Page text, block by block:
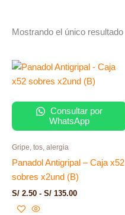
Mostrando el único resultado
Consultar por
WhatsApp
Gripe, tos, alergia
Panadol Antigripal – Caja x52
sobres x2und (B)
S/ 2.50 - S/ 135.00
Rango
de
precios:
hasta
S/ 135.00
Este
producto
múltiples
variantes.
opciones
se
pueden
elegir
en